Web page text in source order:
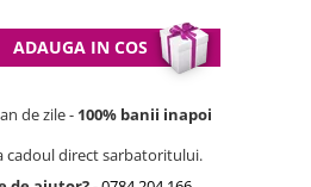
ADAUGA IN COS
de zile - 100% banii inapoi
cadoul direct sarbatoritului.